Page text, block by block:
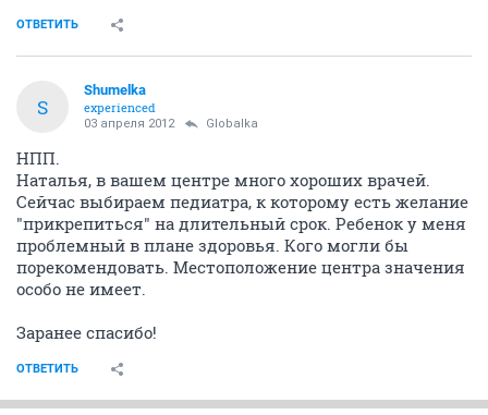
ОТВЕТИТЬ
S
Shumelka
experienced
03 апреля 2012 Globalka
НПП.
Наталья, в вашем центре много хороших врачей.
Сейчас выбираем педиатра, к которому есть желание
"прикрепиться" на длительный срок. Ребенок у меня
проблемный в плане здоровья. Кого могли бы
порекомендовать. Местоположение центра значения
особо не имеет.
Заранее спасибо!
ОТВЕТИТЬ